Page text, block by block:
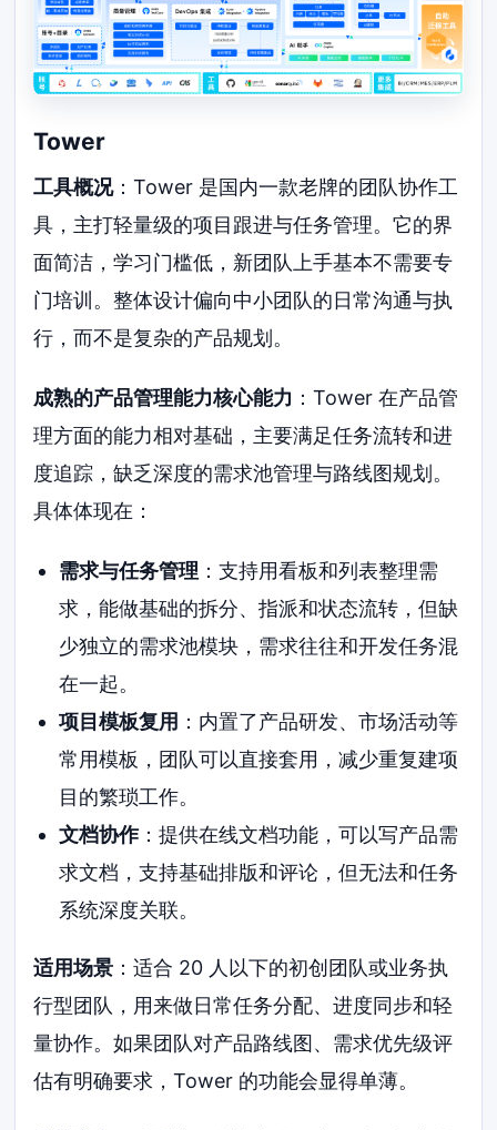
Tower
工具概况：Tower 是国内一款老牌的团队协作工
具，主打轻量级的项目跟进与任务管理。它的界
面简洁，学习门槛低，新团队上手基本不需要专
门培训。整体设计偏向中小团队的日常沟通与执
行，而不是复杂的产品规划。
成熟的产品管理能力核心能力 ：Tower 在产品管
理方面的能力相对基础，主要满足任务流转和进
度追踪，缺乏深度的需求池管理与路线图规划。
具体体现在：
需求与任务管理 ：支持用看板和列表整理需
求，能做基础的拆分、指派和状态流转，但缺
少独立的需求池模块，需求往往和开发任务混
在一起。
项目模板复用 ：内置了产品研发、市场活动等
常用模板，团队可以直接套用，减少重复建项
目的繁琐工作。
文档协作：提供在线文档功能，可以写产品需
求文档，支持基础排版和评论，但无法和任务
系统深度关联。
适用场景 ：适合 20 人以下的初创团队或业务执
行型团队，用来做日常任务分配、进度同步和轻
量协作。如果团队对产品路线图、需求优先级评
估有明确要求，Tower 的功能会显得单薄。